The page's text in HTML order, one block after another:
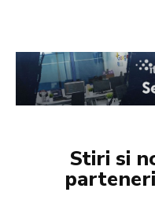
Stiri si